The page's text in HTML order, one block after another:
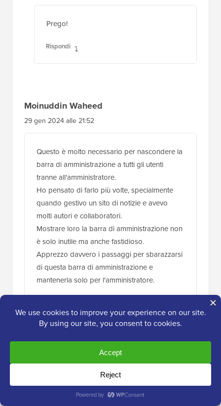
Prego!
Rispondi
Moinuddin Waheed
29 gen 2024 alle 21:52
Questo è molto necessario per nascondere la
barra di amministrazione a tutti gli utenti
tranne all'amministratore.
Ho pensato di farlo più volte, specialmente
quando gestivo un sito di notizie e avevo
molti autori e collaboratori.
Mostrare loro la barra di amministrazione non
è solo inutile ma anche fastidioso.
Apprezzo davvero i passaggi per sbarazzarsi
di questa barra di amministrazione e
mantenerla solo per l'amministratore.
Wow… Questo è fantastico, hai risolto un